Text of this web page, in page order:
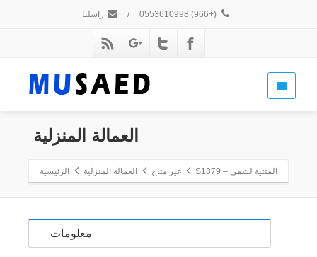
(+966) 0553610998
/ راسلنا
العمالة المنزلية
المثثية لشمي – S1379 غير متاح العمالة المنزلية الرئيسية
معلومات